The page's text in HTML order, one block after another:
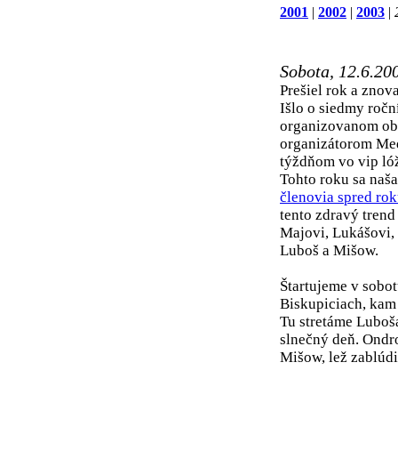
2001 | 2002 | 2003 |
Sobota,
Prešiel rok a
Išlo o siedmy
organizovanom
organizátorom
týždňom vo vip
Tohto roku sa
členovia spred
tento zdravý
Majovi, Lukášovi,
Luboš a Mišow.
Štartujeme v
Biskupiciach,
Tu stretáme
slnečný deň.
Mišow, lež